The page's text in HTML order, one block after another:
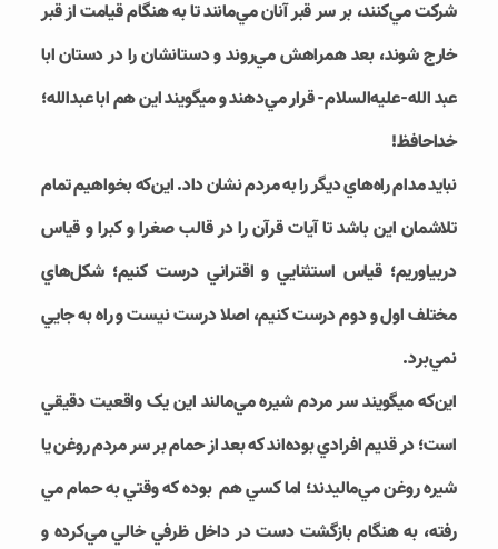
شرکت مي‌­کنند، بر سر قبر آنان مي­‌مانند تا به هنگام قيامت از قبر
خارج شوند، بعد همراهش مي­‌روند و دستانشان را در دستان ابا
عبد الله-علیه‌السلام- قرار مي‌دهند و مي‎گويند اين هم ابا عبدالله؛
خداحافظ!
نبايد مدام راه­‌هاي ديگر را به مردم نشان داد. اين‌که بخواهيم تمام
تلاشمان اين باشد تا آيات قرآن را در قالب صغرا و کبرا و قياس
دربياوريم؛ قياس استثنايي و اقتراني درست کنيم؛ شکل­‌هاي
مختلف اول و دوم درست کنيم، اصلا درست نيست و راه به جايي
نمي‌­برد.
اين‌که مي‎گويند سر مردم شيره مي‌­مالند اين يک واقعيت دقيقي
است؛ در قديم افرادي بوده‌­اند که بعد از حمام بر سر مردم روغن يا
شيره روغن مي‌­ماليدند؛ اما کسي هم بوده که وقتي به حمام مي­‌
رفته، به هنگام بازگشت دست در داخل ظرفي خالي مي­‌کرده و